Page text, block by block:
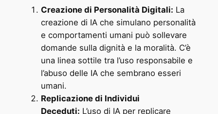
Creazione di Personalità Digitali: La
creazione di IA che simulano personalità
e comportamenti umani può sollevare
domande sulla dignità e la moralità. C’è
una linea sottile tra l’uso responsabile e
l’abuso delle IA che sembrano esseri
umani.
Replicazione di Individui
Deceduti: L’uso di IA per replicare